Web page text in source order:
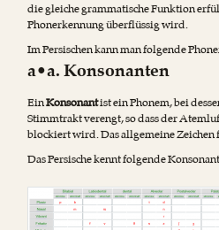
die gleiche grammatische Funktion
Phonerkennung überflüssig wird.
Im Persischen kann man folgende
a•a. Konsonanten
EinKonsonantist ein Phonem, bei
Stimmtrakt verengt, so dass der
blockiert wird. Das allgemeine
Das Persische kennt folgende